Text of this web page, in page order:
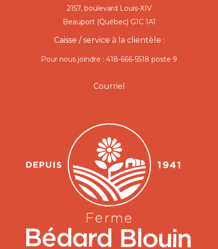
2157, boulevard Louis-XIV
Beauport (Québec) G1C 1A1
Caisse / service à la clientèle :
Pour nous joindre : 418-666-5518 poste 9
Courriel